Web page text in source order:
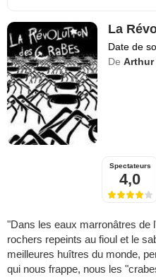
La
Date de
De Arthur
Spectateurs
4,0
"Dans les eaux marronâtres de
rochers repeints au fioul et le
meilleures huîtres du monde,
qui nous frappe, nous les